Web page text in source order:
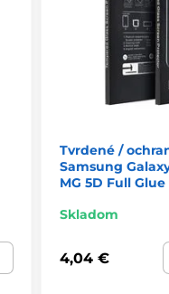
Tvrdené /
Samsung
MG 5D Full Glue
Skladom
4,04 €